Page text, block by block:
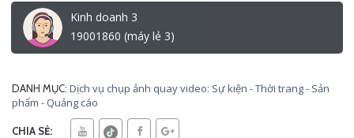
Kinh doanh 3
19001860 (máy lẻ 3)
DANH MỤC: Dịch vụ chụp ảnh quay video: Sự kiện - Thời trang - Sản
phẩm - Quảng cáo
CHIA SẺ: